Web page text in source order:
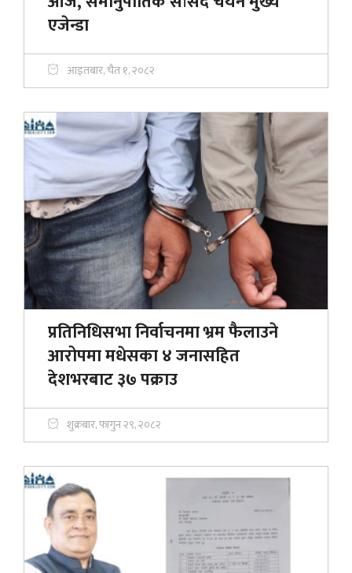
एजेन्डा
आइतबार, चैत १, २०८२
प्रतिनिधिसभा निर्वाचनमा भ्रम फैलाउने
आरोपमा मधेसका ४ जनासहित
देशभरबाट ३७ पक्राउ
शुक्रबार, फागुन २९, २०८२